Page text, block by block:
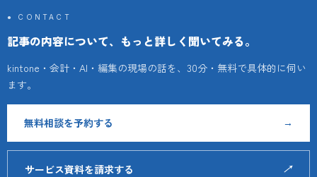
● CONTACT
記事の内容について、もっと詳しく聞いてみる。
kintone・会計・AI・編集の現場の話を、30分・無料で具体的に伺い
ます。
無料相談を予約する →
サービス資料を請求する ↗